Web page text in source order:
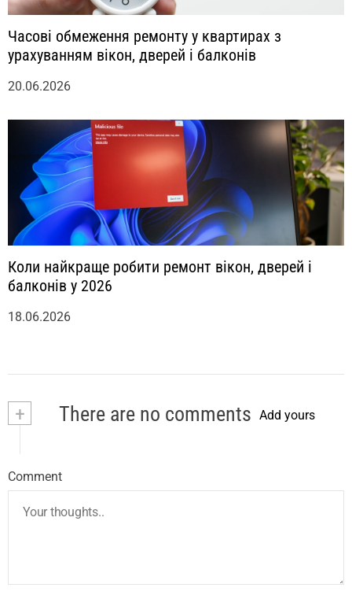
Часові обмеження ремонту у квартирах з
урахуванням вікон, дверей і балконів
20.06.2026
Коли найкраще робити ремонт вікон, дверей і
балконів у 2026
18.06.2026
+ There are no comments Add yours
Comment